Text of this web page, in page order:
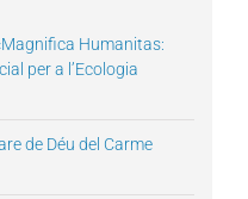
Humanitas:
per a l’Ecologia
de Déu del Carme